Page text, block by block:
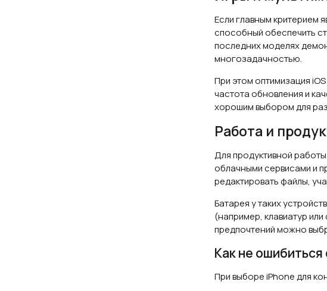
Если главным критерием
способный обеспечить
последних моделях
многозадачностью.
При этом оптимизация
частота обновления и
хорошим выбором для
Работа и
Для продуктивной
облачными сервисами и
редактировать файлы,
Батарея у таких
(например, клавиатур
предпочтений можно
Как не
При выборе iPhone для